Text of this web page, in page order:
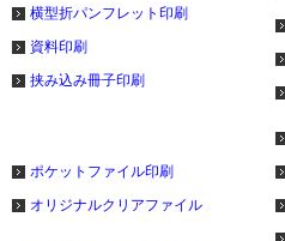
横型折パンフレット印刷
資料印刷
挟み込み冊子印刷
ポケットファイル印刷
オリジナルクリアファイル